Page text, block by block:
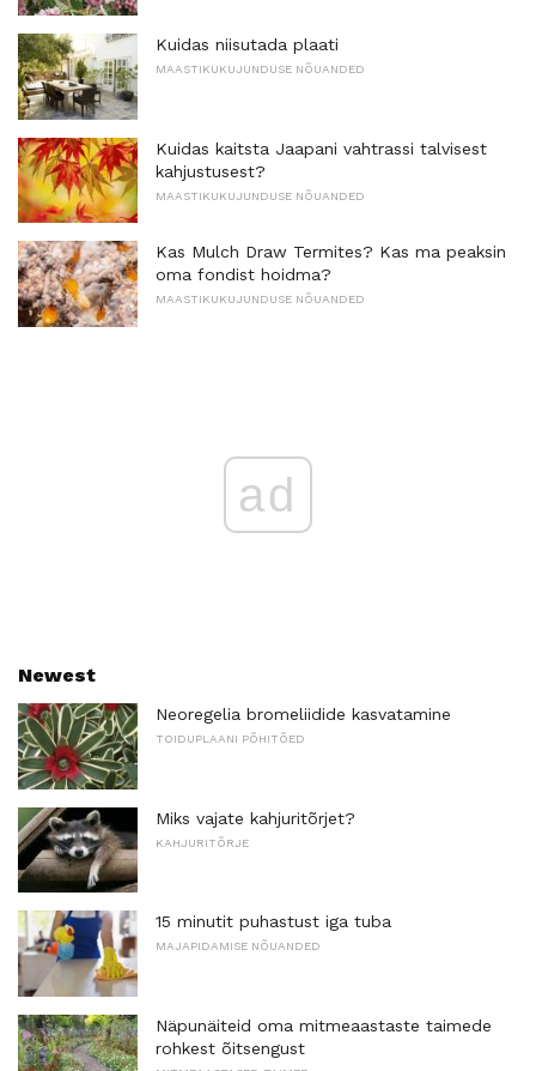
Kuidas niisutada plaati
MAASTIKUKUJUNDUSE NÕUANDED
Kuidas kaitsta Jaapani vahtrassi talvisest
kahjustusest?
MAASTIKUKUJUNDUSE NÕUANDED
Kas Mulch Draw Termites? Kas ma peaksin
oma fondist hoidma?
MAASTIKUKUJUNDUSE NÕUANDED
ad
Newest
Neoregelia bromeliidide kasvatamine
TOIDUPLAANI PÕHITÕED
Miks vajate kahjuritõrjet?
KAHJURITÕRJE
15 minutit puhastust iga tuba
MAJAPIDAMISE NÕUANDED
Näpunäiteid oma mitmeaastaste taimede
rohkest õitsengust